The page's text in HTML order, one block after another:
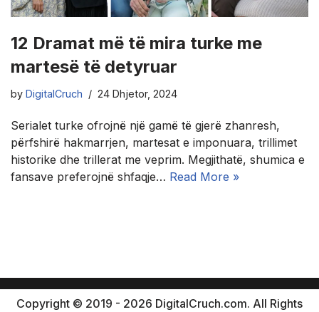
12 Dramat më të mira turke me
martesë të detyruar
by DigitalCruch 24 Dhjetor, 2024
Serialet turke ofrojnë një gamë të gjerë zhanresh,
përfshirë hakmarrjen, martesat e imponuara, trillimet
historike dhe trillerat me veprim. Megjithatë, shumica e
fansave preferojnë shfaqje… Read More »
Copyright © 2019 - 2026 DigitalCruch.com. All Rights